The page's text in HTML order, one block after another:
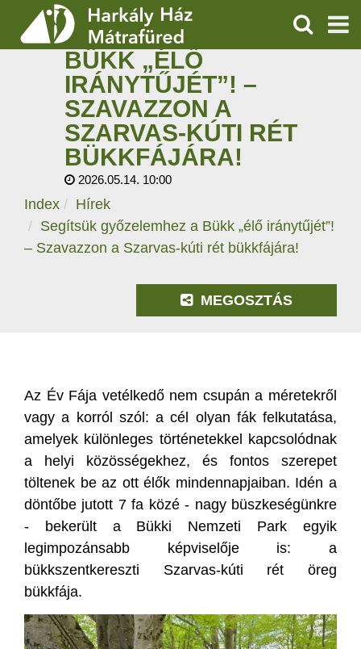
SZOLGÁLTATÁSOK
PROGRAMOK
ÁRAK, NYITVATARTÁS
KERESÉS
SEGÍTSÜK
GYŐZELEMHEZ A
BÜKK „ÉLŐ
IRÁNYTŰJÉT”! –
SZAVAZZON A
SZARVAS-KÚTI RÉT
BÜKKFÁJÁRA!
2026.05.14. 10:00
Index
Hírek
Segítsük győzelemhez a Bükk „élő iránytűjét”!
– Szavazzon a Szarvas-kúti rét bükkfájára!
MEGOSZTÁS
Az Év Fája vetélkedő nem csupán a méretekről
vagy a korról szól: a cél olyan fák felkutatása,
amelyek különleges történetekkel kapcsolódnak
a helyi közösségekhez, és fontos szerepet
töltenek be az ott élők mindennapjaiban. Idén a
döntőbe jutott 7 fa közé - nagy büszkeségünkre
- bekerült a Bükki Nemzeti Park egyik
legimpozánsabb képviselője is: a
bükkszentkereszti Szarvas-kúti rét öreg
bükkfája.